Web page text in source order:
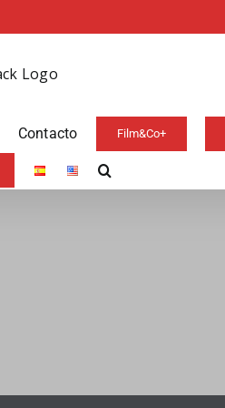
Contacto Film&Co+